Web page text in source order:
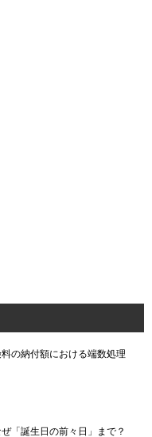
の納付額における端数処理
「誕生日の前々日」まで？